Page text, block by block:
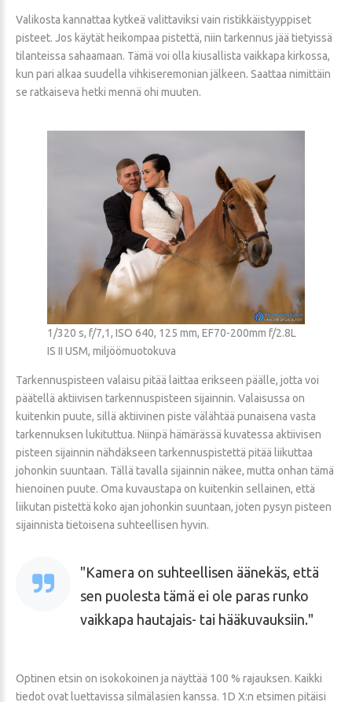
Valikosta kannattaa kytkeä valittaviksi vain ristikkäistyyppiset
pisteet. Jos käytät heikompaa pistettä, niin tarkennus jää tietyissä
tilanteissa sahaamaan. Tämä voi olla kiusallista vaikkapa kirkossa,
kun pari alkaa suudella vihkiseremonian jälkeen. Saattaa nimittäin
se ratkaiseva hetki mennä ohi muuten.
1/320 s, f/7,1, ISO 640, 125 mm, EF70-200mm f/2.8L
IS II USM, miljöömuotokuva
Tarkennuspisteen valaisu pitää laittaa erikseen päälle, jotta voi
päätellä aktiivisen tarkennuspisteen sijainnin. Valaisussa on
kuitenkin puute, sillä aktiivinen piste välähtää punaisena vasta
tarkennuksen lukituttua. Niinpä hämärässä kuvatessa aktiivisen
pisteen sijainnin nähdäkseen tarkennuspistettä pitää liikuttaa
johonkin suuntaan. Tällä tavalla sijainnin näkee, mutta onhan tämä
hienoinen puute. Oma kuvaustapa on kuitenkin sellainen, että
liikutan pistettä koko ajan johonkin suuntaan, joten pysyn pisteen
sijainnista tietoisena suhteellisen hyvin.
Kamera on suhteellisen äänekäs, että
sen puolesta tämä ei ole paras runko
vaikkapa hautajais- tai hääkuvauksiin.
Optinen etsin on isokokoinen ja näyttää 100 % rajauksen. Kaikki
tiedot ovat luettavissa silmälasien kanssa. 1D X:n etsimen pitäisi